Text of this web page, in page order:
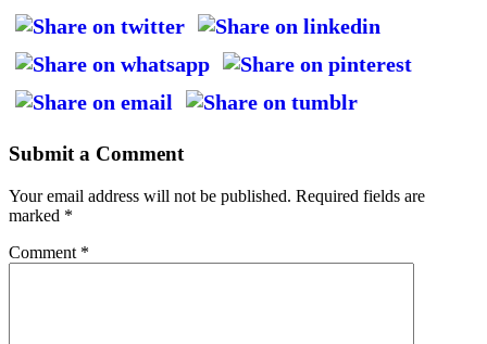
Submit a Comment
Your email address will not be published. Required fields are
marked *
Comment *